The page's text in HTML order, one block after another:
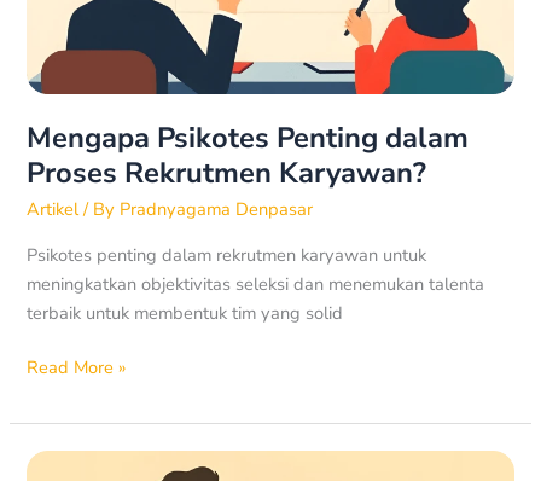
Mengapa Psikotes Penting dalam
Proses Rekrutmen Karyawan?
Artikel/ By Pradnyagama Denpasar
Psikotes penting dalam rekrutmen karyawan untuk
meningkatkan objektivitas seleksi dan menemukan talenta
terbaik untuk membentuk tim yang solid
Karyawan?
Read More »
Kekerasan